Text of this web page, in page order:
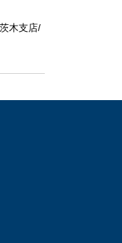
木支店/